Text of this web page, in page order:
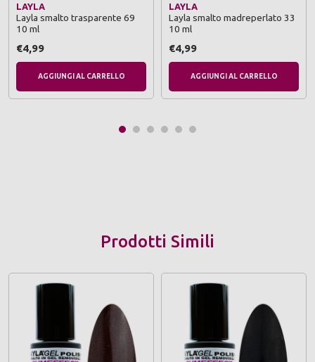
LAYLA
Layla smalto trasparente 69
10 ml
€4,99
AGGIUNGI AL CARRELLO
LAYLA
Layla smalto madreperlato 33
10 ml
€4,99
AGGIUNGI AL CARRELLO
Prodotti Simili